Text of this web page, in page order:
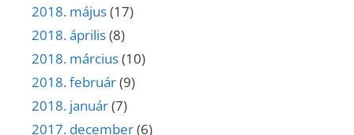
2018. május(17)
2018. április(8)
2018. március(10)
2018. február(9)
2018. január(7)
2017. december(6)